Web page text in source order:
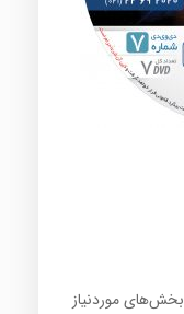
بخش‌های موردنیاز